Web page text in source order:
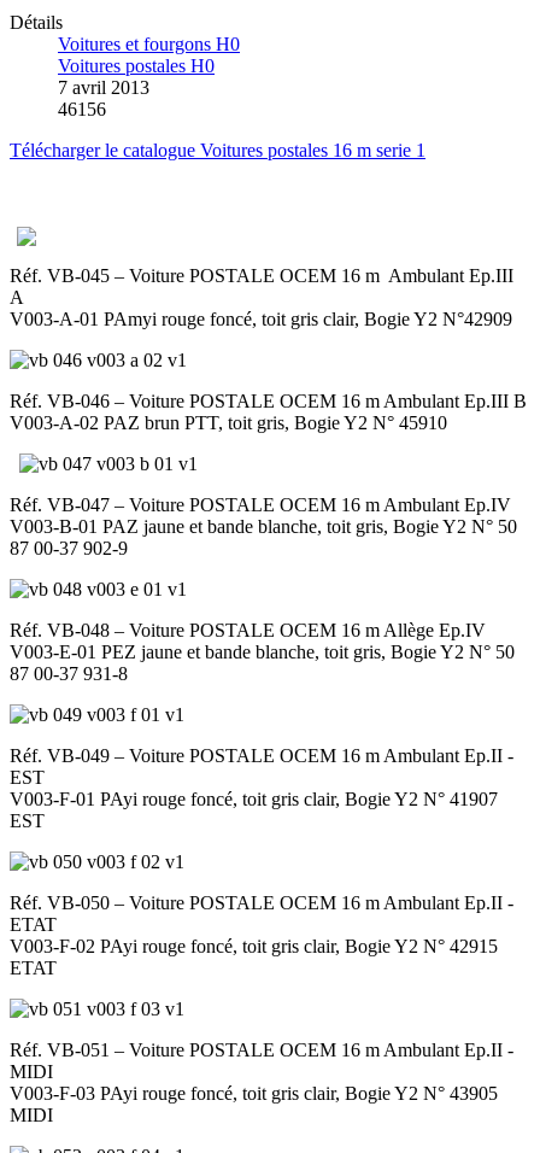
Détails
Voitures et fourgons H0
Voitures postales H0
7 avril 2013
46156
Télécharger le catalogue Voitures postales 16 m serie 1
Réf. VB-045 – Voiture POSTALE OCEM 16 m Ambulant Ep.III
A
V003-A-01 PAmyi rouge foncé, toit gris clair, Bogie Y2 N°42909
Réf. VB-046 – Voiture POSTALE OCEM 16 m Ambulant Ep.III B
V003-A-02 PAZ brun PTT, toit gris, Bogie Y2 N° 45910
Réf. VB-047 – Voiture POSTALE OCEM 16 m Ambulant Ep.IV
V003-B-01 PAZ jaune et bande blanche, toit gris, Bogie Y2 N° 50
87 00-37 902-9
Réf. VB-048 – Voiture POSTALE OCEM 16 m Allège Ep.IV
V003-E-01 PEZ jaune et bande blanche, toit gris, Bogie Y2 N° 50
87 00-37 931-8
Réf. VB-049 – Voiture POSTALE OCEM 16 m Ambulant Ep.II -
EST
V003-F-01 PAyi rouge foncé, toit gris clair, Bogie Y2 N° 41907
EST
Réf. VB-050 – Voiture POSTALE OCEM 16 m Ambulant Ep.II -
ETAT
V003-F-02 PAyi rouge foncé, toit gris clair, Bogie Y2 N° 42915
ETAT
Réf. VB-051 – Voiture POSTALE OCEM 16 m Ambulant Ep.II -
MIDI
V003-F-03 PAyi rouge foncé, toit gris clair, Bogie Y2 N° 43905
MIDI